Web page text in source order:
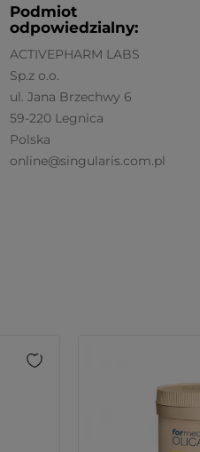
Podmiot
odpowiedzialny:
ACTIVEPHARM LABS
Sp.z o.o.
ul. Jana Brzechwy 6
59-220 Legnica
Polska
online@singularis.com.pl